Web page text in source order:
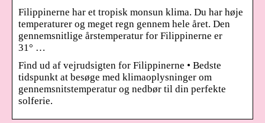
Filippinerne har et tropisk monsun klima. Du har høje
temperaturer og meget regn gennem hele året. Den
gennemsnitlige årstemperatur for Filippinerne er
31° …
Find ud af vejrudsigten for Filippinerne • Bedste
tidspunkt at besøge med klimaoplysninger om
gennemsnitstemperatur og nedbør til din perfekte
solferie.